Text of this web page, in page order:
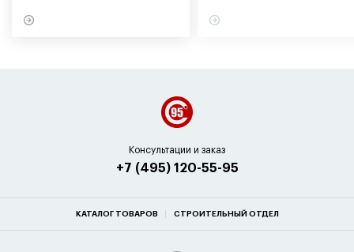
Консультации и заказ
+7 (495) 120-55-95
КАТАЛОГ ТОВАРОВ СТРОИТЕЛЬНЫЙ ОТДЕЛ